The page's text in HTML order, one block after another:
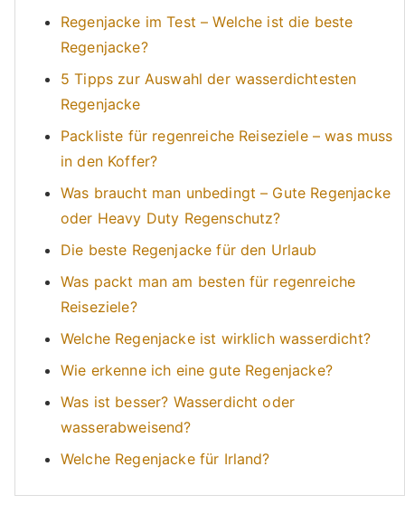
Regenjacke im Test – Welche ist die beste
Regenjacke?
5 Tipps zur Auswahl der wasserdichtesten
Regenjacke
Packliste für regenreiche Reiseziele – was muss
in den Koffer?
Was braucht man unbedingt – Gute Regenjacke
oder Heavy Duty Regenschutz?
Die beste Regenjacke für den Urlaub
Was packt man am besten für regenreiche
Reiseziele?
Welche Regenjacke ist wirklich wasserdicht?
Wie erkenne ich eine gute Regenjacke?
Was ist besser? Wasserdicht oder
wasserabweisend?
Welche Regenjacke für Irland?